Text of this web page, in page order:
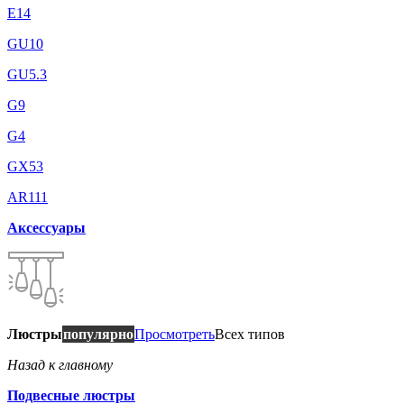
E14
GU10
GU5.3
G9
G4
GX53
AR111
Аксессуары
ЛюстрыпопулярноПросмотретьВсех типов
Назад к главному
Подвесные люстры